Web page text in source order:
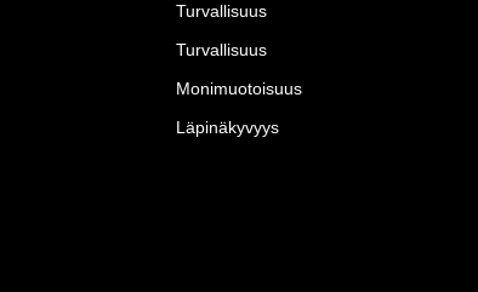
Turvallisuus
Turvallisuus
Monimuotoisuus
Läpinäkyvyys